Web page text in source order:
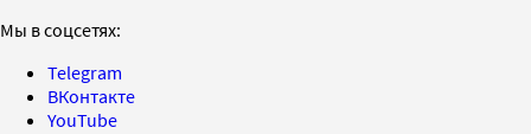
Мы в соцсетях:
Telegram
ВКонтакте
YouTube